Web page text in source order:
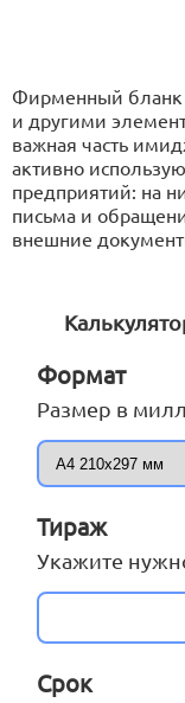
Схема проезда
Режим работы:
Фирменный бланк
и другими
важная часть
активно
предприятий: на
письма и
внешние
Формат
Размер в
Тираж
Укажите
Срок